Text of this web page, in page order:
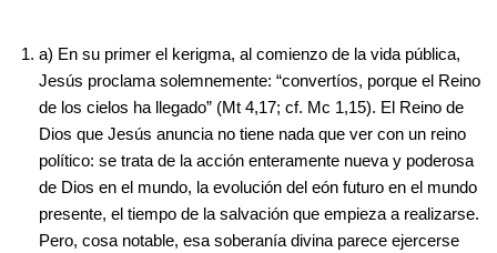
a) En su primer el kerigma, al comienzo de la vida pública,
Jesús proclama solemnemente: “convertíos, porque el Reino
de los cielos ha llegado” (Mt 4,17; cf. Mc 1,15). El Reino de
Dios que Jesús anuncia no tiene nada que ver con un reino
político: se trata de la acción enteramente nueva y poderosa
de Dios en el mundo, la evolución del eón futuro en el mundo
presente, el tiempo de la salvación que empieza a realizarse.
Pero, cosa notable, esa soberanía divina parece ejercerse